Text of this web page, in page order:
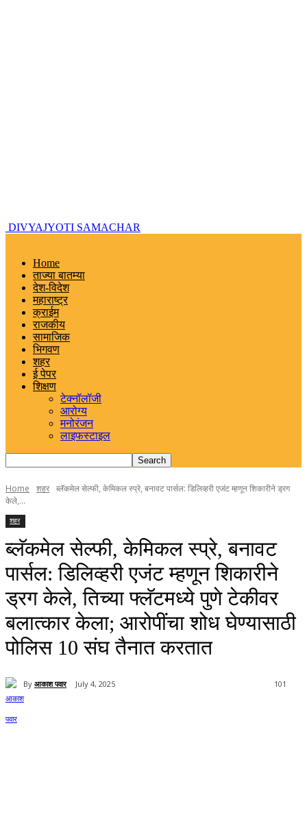
DIVYAJYOTI SAMACHAR
Home
ताज्या बातम्या
देश-विदेश
महाराष्ट्र
क्राईम
राजकीय
सामाजिक
भिगवण
शहर
ई पेपर
शिक्षण
टेक्नॉलॉजी
आरोग्य
मनोरंजन
लाइफस्टाइल
Home शहर ब्लॅकमेल सेल्फी, केमिकल स्प्रे, बनावट पार्सल: डिलिव्हरी एजंट म्हणून शिकारीने ड्रग
केले,...
शहर
ब्लॅकमेल सेल्फी, केमिकल स्प्रे, बनावट
पार्सल: डिलिव्हरी एजंट म्हणून शिकारीने
ड्रग केले, तिच्या फ्लॅटमध्ये पुणे टेकीवर
बलात्कार केला; आरोपींचा शोध घेण्यासाठी
पोलिस 10 संघ तैनात करतात
By आकाश पवार July 4, 2025 101